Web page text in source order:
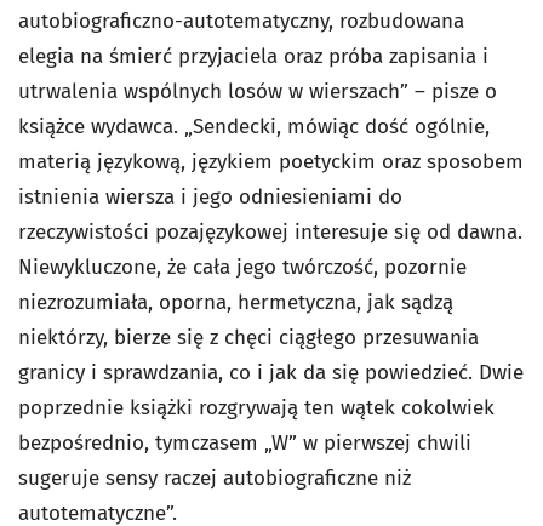
autobiograficzno-autotematyczny, rozbudowana
elegia na śmierć przyjaciela oraz próba zapisania i
utrwalenia wspólnych losów w wierszach” – pisze o
książce wydawca. „Sendecki, mówiąc dość ogólnie,
materią językową, językiem poetyckim oraz sposobem
istnienia wiersza i jego odniesieniami do
rzeczywistości pozajęzykowej interesuje się od dawna.
Niewykluczone, że cała jego twórczość, pozornie
niezrozumiała, oporna, hermetyczna, jak sądzą
niektórzy, bierze się z chęci ciągłego przesuwania
granicy i sprawdzania, co i jak da się powiedzieć. Dwie
poprzednie książki rozgrywają ten wątek cokolwiek
bezpośrednio, tymczasem „W” w pierwszej chwili
sugeruje sensy raczej autobiograficzne niż
autotematyczne”.